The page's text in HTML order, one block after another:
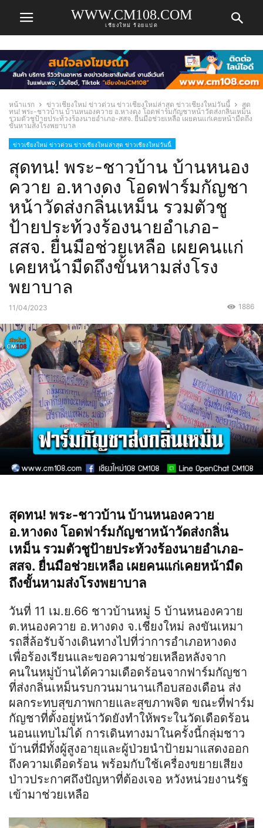
WWW.CM108.COM
เชียงใหม่ ร้อยแปด
หน้าแรก ข่าวเชียงใหม่ ข่าวด่วน ข่าวเชียงใหม่ล่าสุด ข่าวเชียงใหม่วันนี้
สุด
ทน! พระ-ชาวบ้าน บ้านหนองควาย อ.หางดง โอดฟาร์มกัญชาหน้าวัดส่งกลิ่นเหม็น
รวมตัวชูป้ายประท้วงร้องนายอำเภอ-สสจ. ยื่นมือช่วยเหลือ เผยคนแก่เคยหน้ามืดถึง
ขั้นหามส่งโรงพยาบาล
ข่าวเชียงใหม่ ข่าวด่วน ข่าวเชียงใหม่ล่าสุด ข่าวเชียงใหม่วันนี้
สุดทน! พระ-ชาวบ้าน บ้านหนอง
ควาย อ.หางดง โอดฟาร์มกัญชา
หน้าวัดส่งกลิ่นเหม็น รวมตัวชู
ป้ายประท้วงร้องนายอำเภอ-
สสจ. ยื่นมือช่วยเหลือ เผยคนแก่
เคยหน้ามืดถึงขั้นหามส่งโรง
พยาบาล
11/04/2023 1886
สุดทน! พระ-ชาวบ้าน บ้านหนองควาย
อ.หางดง โอดฟาร์มกัญชาหน้าวัดส่งกลิ่น
เหม็น รวมตัวชูป้ายประท้วงร้องนายอำเภอ-
สสจ. ยื่นมือช่วยเหลือ เผยคนแก่เคยหน้ามืด
ถึงขั้นหามส่งโรงพยาบาล
วันที่ 11 เม.ย.66 ชาวบ้านหมู่ 5 บ้านหนองควาย
ต.หนองควาย อ.หางดง จ.เชียงใหม่ ลงขันเหมา
รถสี่ล้อรับจ้างเดินทางไปที่ว่าการอำเภอหางดง
เพื่อร้องเรียนและขอความช่วยเหลือหลังจาก
คนในหมู่บ้านได้ความเดือดร้อนจากฟาร์มกัญชา
ที่ส่งกลิ่นเหม็นรบกวนมานานเกือบสองเดือน ส่ง
ผลกระทบสุขภาพกายและสุขภาพจิต ขณะที่ฟาร์ม
กัญชาที่ตั้งอยู่หน้าวัดยังทำให้พระในวัดเดือดร้อน
นอนแทบไม่ได้ การเดินทางมาในครั้งนี้กลุ่มชาว
บ้านที่มีทั้งผู้สูงอายุและผู้ป่วยนำป้ายมาแสดงออก
ถึงความเดือดร้อน พร้อมกับใช้เครื่องขยายเสียง
ป่าวประกาศถึงปัญหาที่ต้องเจอ หวังหน่วยงานรัฐ
เข้ามาช่วยเหลือ